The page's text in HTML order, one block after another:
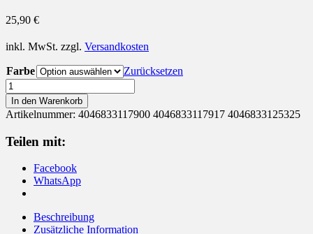
25,90 €
inkl. MwSt. zzgl. Versandkosten
Farbe
Zurücksetzen
Windspiel
Dekohänger
Kokosholz
Menge
In den Warenkorb
Artikelnummer: 4046833117900 4046833117917 4046833125325
Teilen mit:
Facebook
WhatsApp
Beschreibung
Zusätzliche Information